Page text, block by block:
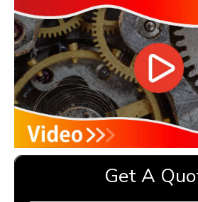
Get A